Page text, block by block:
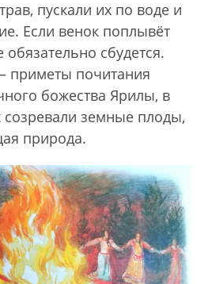
пускали их по воде и
Если венок поплывёт
сбудется.
приметы почитания
божества Ярилы, в
созревали земные плоды,
природа.